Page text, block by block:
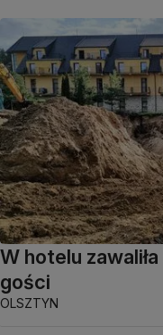
W hotelu
gości
OLSZTYN